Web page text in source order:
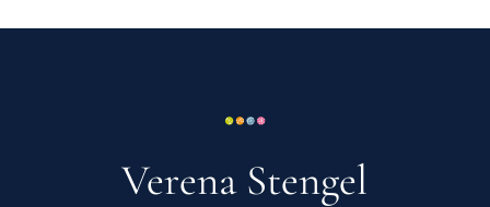
Verena Stengel